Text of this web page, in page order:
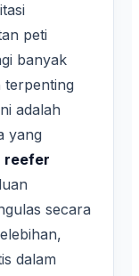
peti
banyak
terpenting
adalah
yang
reefer
secara
dalam